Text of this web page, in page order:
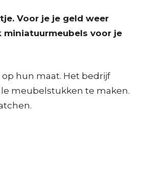
Voor je je geld weer
voor je
hun maat. Het bedrijf
meubelstukken te maken.